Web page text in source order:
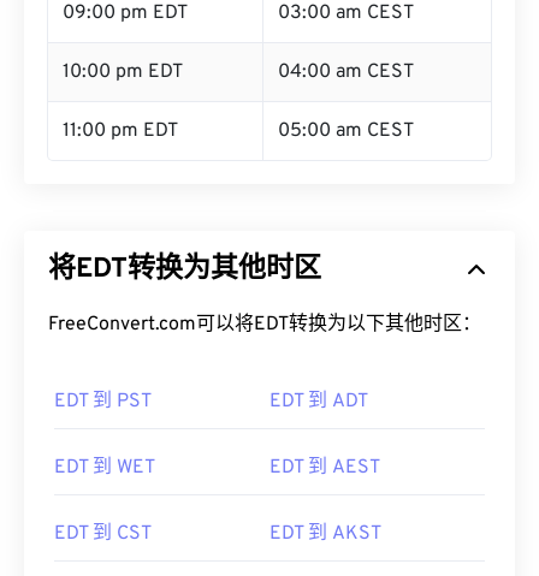
09:00 pm EDT 03:00 am CEST
10:00 pm EDT 04:00 am CEST
11:00 pm EDT 05:00 am CEST
将EDT转换为其他时区
FreeConvert.com可以将EDT转换为以下其他时区：
EDT 到 PST EDT 到 ADT
EDT 到 WET EDT 到 AEST
EDT 到 CST EDT 到 AKST